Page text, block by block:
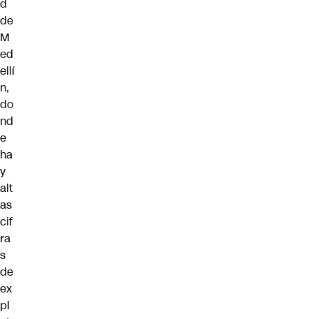
d
de
M
ed
ellí
n,
do
nd
e
ha
y
alt
as
cif
ra
s
de
ex
pl